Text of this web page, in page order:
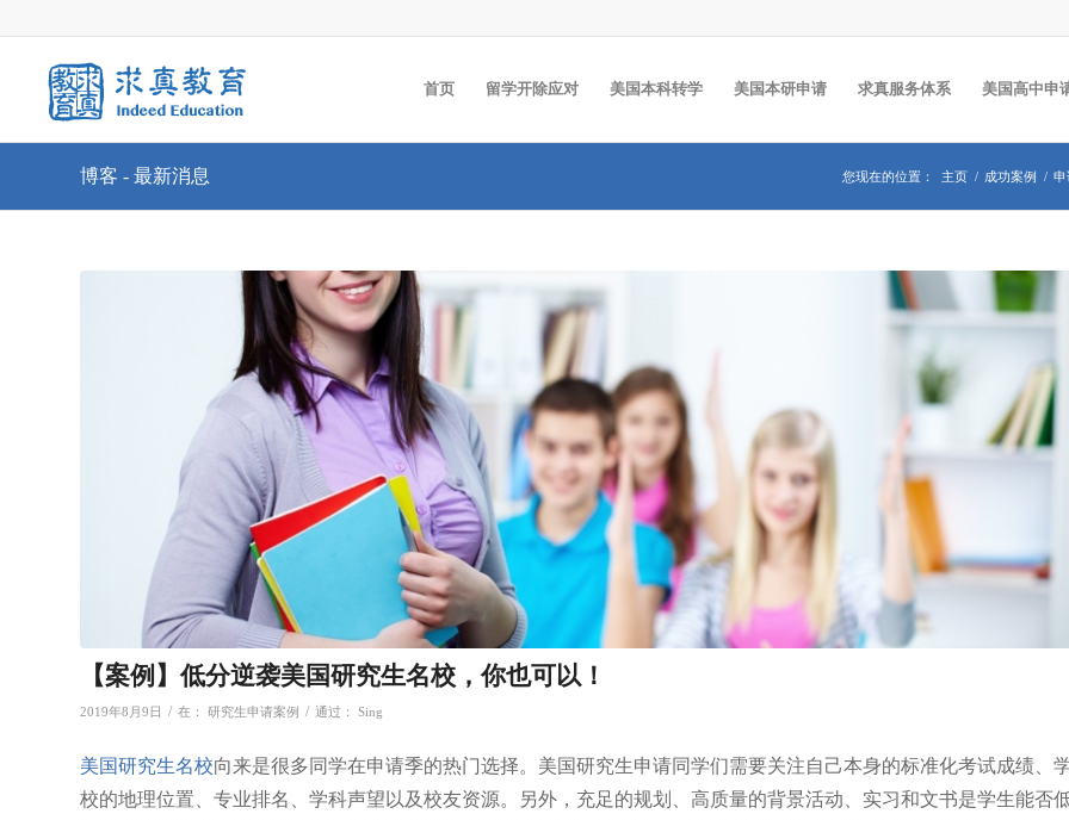
首页 留学开除应对 美国本科转学 美国本研申请 求真服务体系 美国高中申
博客 - 最新消息 您现在的位置： 主页 / 成功案例 / 申
【案例】低分逆袭美国研究生名校，你也可以！
2019年8月9日 / 在： 研究生申请案例 / 通过： Sing
美国研究生名校向来是很多同学在申请季的热门选择。美国研究生申请同学们需要关注自己本身的标准化考试成绩、
校的地理位置、专业排名、学科声望以及校友资源。另外，充足的规划、高质量的背景活动、实习和文书是学生能否